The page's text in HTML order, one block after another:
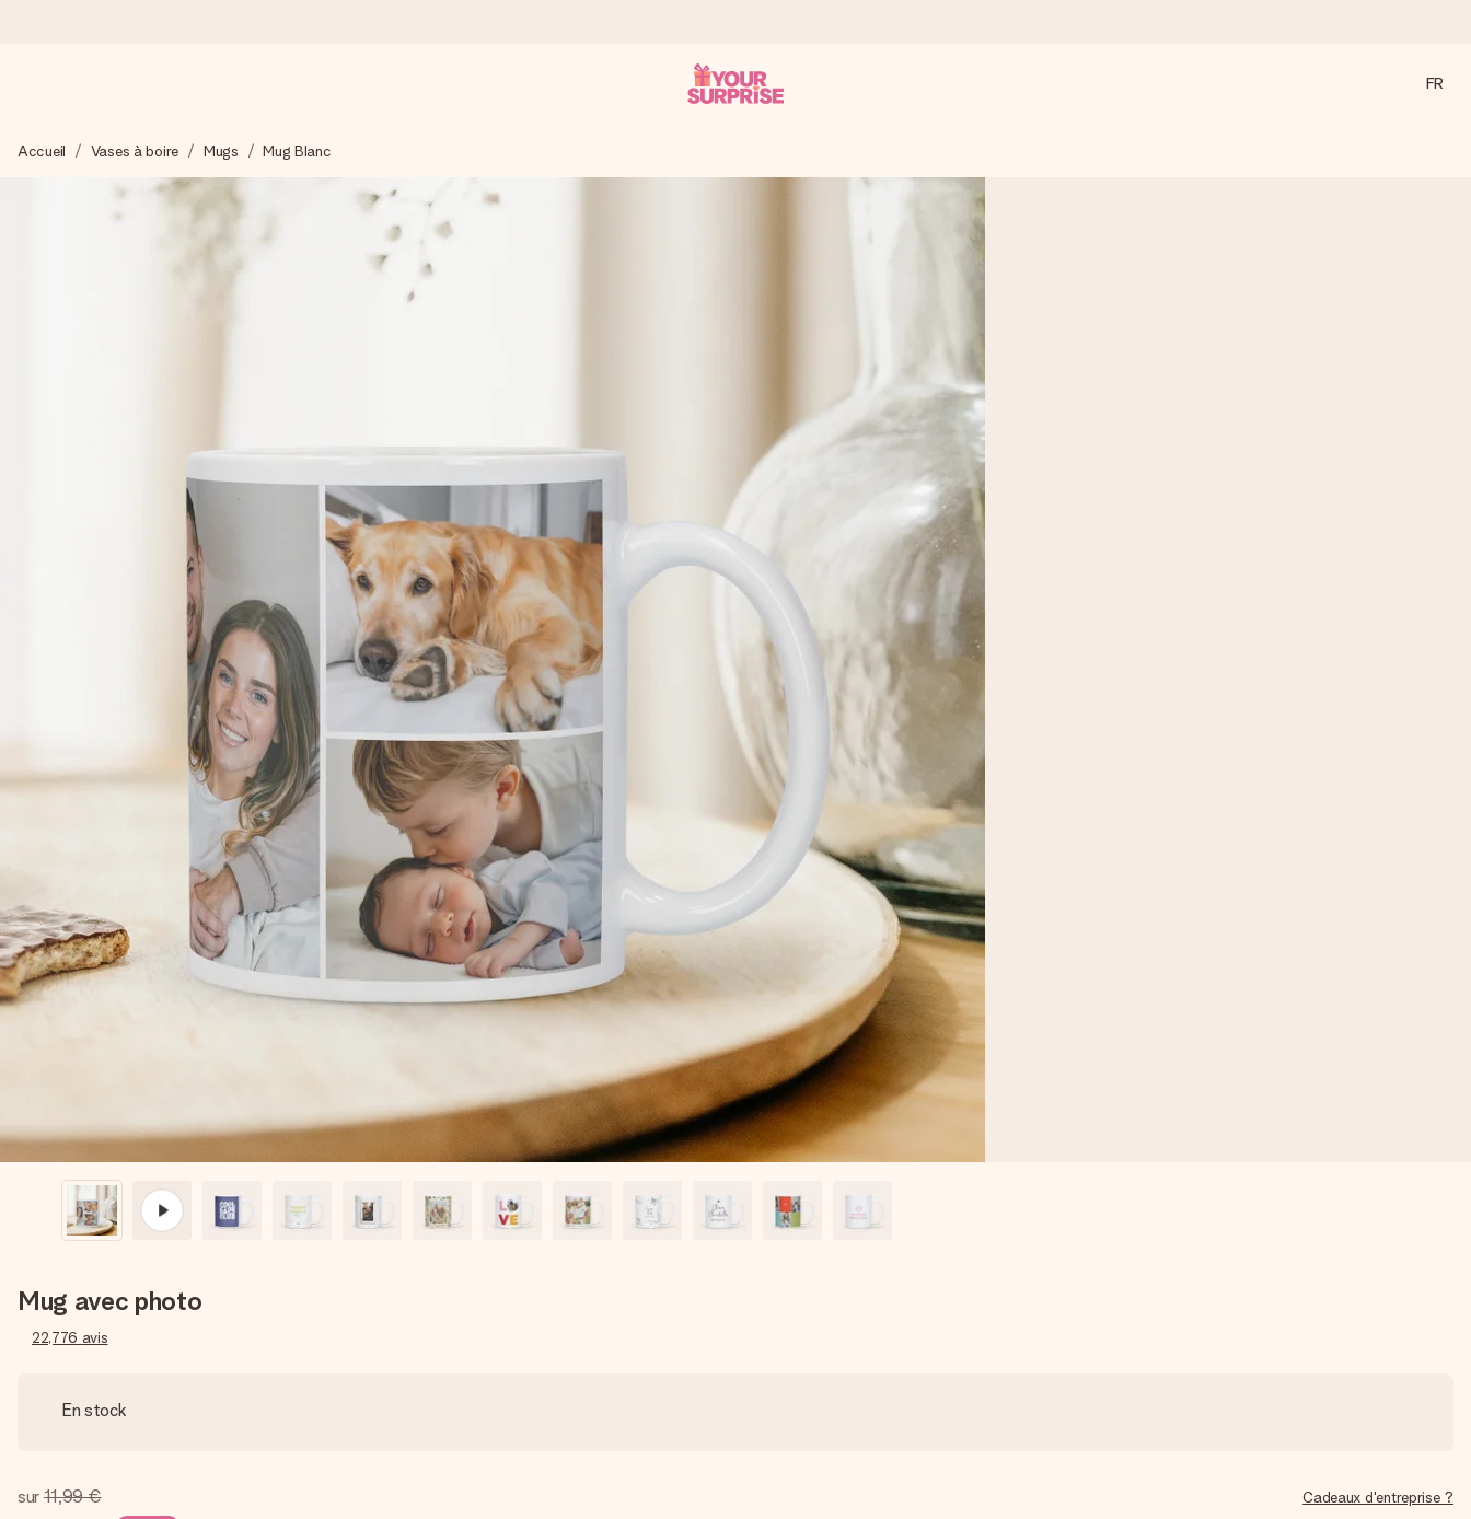
Nous préparons votre cadeau avec attention et l’envoyons en un éclair – pour que vous puissiez l’offrir au bon moment, quand cela compte le plus.
4,8 (sur la base de +15 000 avis)
Nos cadeaux sont appréciés. Les clients nous attribuent une note de 4,8 sur Google Reviews (total de tous les pays où nous sommes présents).
Créez quelque chose d’unique en quelques étapes – avec son prénom, votre photo ou un message qui touche le cœur. Sans complications, juste tout l’amour pour le moment idéal.
FR
Accueil Vases à boire Mugs Mug Blanc
Mug avec photo
22,776 avis
En stock
sur11,99 € Cadeaux d'entreprise ?